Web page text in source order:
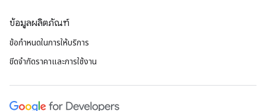
ข้อมูลผลิตภัณฑ์
ข้อกำหนดในการให้บริการ
ขีดจํากัดราคาและการใช้งาน